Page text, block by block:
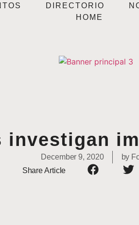
DIRECTORIO
HOME
investigan
December 9, 2020 by
Share Article